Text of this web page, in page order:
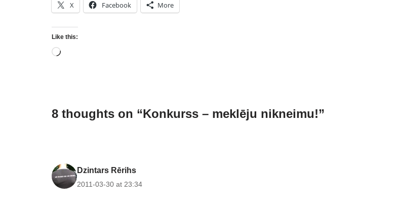
X Facebook More
Like this:
8 thoughts on “Konkurss – meklēju nikneimu!”
Dzintars Rērihs
2011-03-30 at 23:34